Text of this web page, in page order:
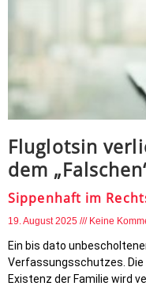
Fluglotsin
dem
Sippenhaft im
19. August 2025 Keine
Ein bis dato
Verfassungsschutzes.
Existenz der Familie wird